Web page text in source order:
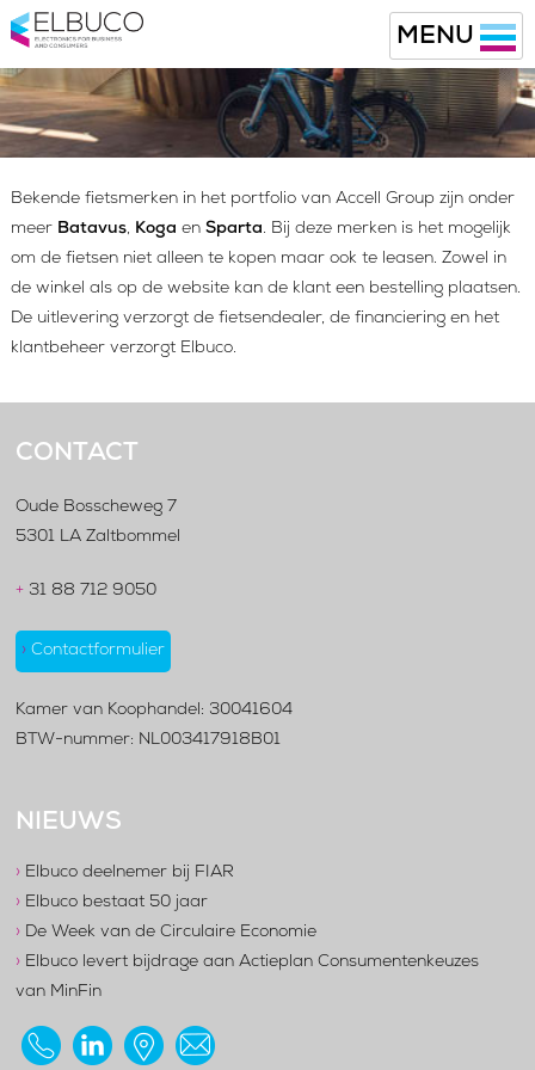
MENU
Bekende fietsmerken in het portfolio van Accell Group zijn onder
meer Batavus, Koga en Sparta. Bij deze merken is het mogelijk
om de fietsen niet alleen te kopen maar ook te leasen. Zowel in
de winkel als op de website kan de klant een bestelling plaatsen.
De uitlevering verzorgt de fietsendealer, de financiering en het
klantbeheer verzorgt Elbuco.
CONTACT
Oude Bosscheweg 7
5301 LA Zaltbommel
+ 31 88 712 9050
› Contactformulier
Kamer van Koophandel: 30041604
BTW-nummer: NL003417918B01
NIEUWS
› Elbuco deelnemer bij FIAR
› Elbuco bestaat 50 jaar
› De Week van de Circulaire Economie
› Elbuco levert bijdrage aan Actieplan Consumentenkeuzes
van MinFin